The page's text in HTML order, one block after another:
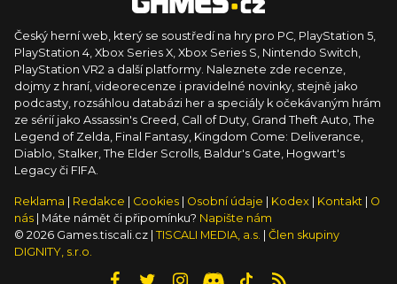
Český herní web, který se soustředí na hry pro PC, PlayStation 5,
PlayStation 4, Xbox Series X, Xbox Series S, Nintendo Switch,
PlayStation VR2 a další platformy. Naleznete zde recenze,
dojmy z hraní, videorecenze i pravidelné novinky, stejně jako
podcasty, rozsáhlou databázi her a speciály k očekávaným hrám
ze sérií jako Assassin's Creed, Call of Duty, Grand Theft Auto, The
Legend of Zelda, Final Fantasy, Kingdom Come: Deliverance,
Diablo, Stalker, The Elder Scrolls, Baldur's Gate, Hogwart's
Legacy či FIFA.
Reklama Redakce Cookies Osobní údaje Kodex Kontakt
O
nás
| Máte námět či připomínku? Napište nám
© 2026 Games.tiscali.cz | TISCALI MEDIA, a.s.
Člen skupiny
DIGNITY, s.r.o.